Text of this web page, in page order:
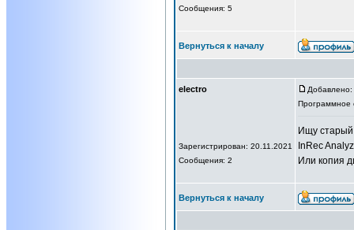
Сообщения: 5
Вернуться к началу
electro
Зарегистрирован: 20.11.2021
Сообщения: 2
Программное
Ищу старый
InRec
Или копия
Вернуться к началу